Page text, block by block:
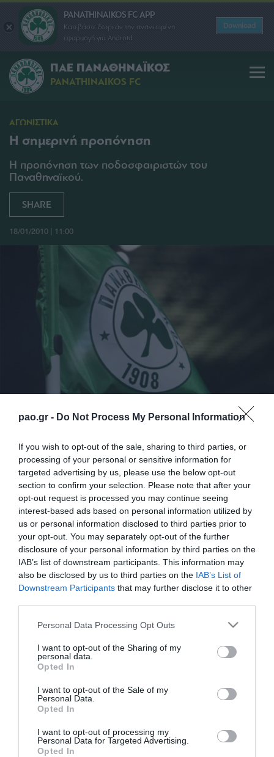
pao.gr - Do Not Process My Personal Information
If you wish to opt-out of the sale, sharing to third parties, or
processing of your personal or sensitive information for
targeted advertising by us, please use the below opt-out
section to confirm your selection. Please note that after your
opt-out request is processed you may continue seeing
interest-based ads based on personal information utilized by
us or personal information disclosed to third parties prior to
your opt-out. You may separately opt-out of the further
disclosure of your personal information by third parties on the
IAB’s list of downstream participants. This information may
also be disclosed by us to third parties on the IAB’s List of
Downstream Participants that may further disclose it to other
Please note that this website/app uses one or more Google
not limited to your visit or usage behaviour. You may click to
grant or deny consent to Google and its third-party tags to
use your data for below specified purposes in below Google
consent section.
Personal Data Processing Opt Outs
I want to opt-out of the Sharing of my
personal data.
Opted In
I want to opt-out of the Sale of my
Personal Data.
Opted In
I want to opt-out of processing my
Personal Data for Targeted Advertising.
Opted In
PANATHINAIKOS FC APP
Κατεβάστε δωρεάν την ανανεωμένη
εφαρμογή για Android
Download
ΠΑΕ ΠΑΝΑΘΗΝΑΪΚΟΣ
PANATHINAIKOS FC
ΑΓΩΝΙΣΤΙΚΑ
Η σημερινή προπόνηση
Η προπόνηση των ποδοσφαιριστών του
Παναθηναϊκού.
SHARE
18/01/2010 | 11:00
Στη σημερινή προπόνηση στο αθλητικό κέντρο της
Παναθηναϊκού ξεκίνησαν στο χθεσινό αγώνα με τον
Πανθρακικό, έκαναν αποθεραπεία. Οι
υπόλοιποι αφού
έκαναν ζέσταμα, πραγματοποίησαν ασκήσεις
φυσικής κατάστασης και ολοκλήρωσαν το
πρόγραμμα παίζοντας δίτερμα, αρχικά με
περιορισμούς και στη συνέχεια ελεύθερα. Ατομικά
προπονήθηκαν οι Μαχλελής και Ρουκάβινα, ενώ ο
Λέτο συμμετείχε στο ζέσταμα και στις ασκήσεις
φυσικής κατάστασης με την υπόλοιπη ομάδα και
ύστερα ακολούθησε ατομικό πρόγραμμα. Στη
προπόνηση της πρώτης ομάδας συμμετείχαν και οι
ποδοσφαιριστές της golden team Φέτσης, Λιόλιος,
Τσίγκρος και Lando Fusu. Οι Τζόρβας και
προπόνηση λόγω άδειας.